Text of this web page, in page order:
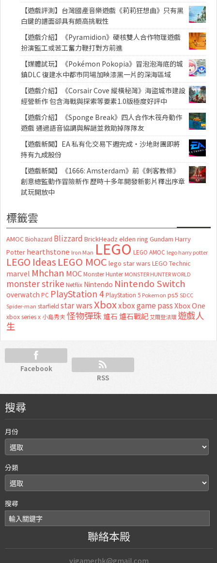
【遊戲評測】台灣國產音樂遊戲《莉莉狂想曲》只有黑
白鍵的譜面卻具有頗高挑戰性
【遊戲介紹】《Pyramidion》硬核雙人合作物理遊戲
扮演監工或苦工奮力鞭打對方前進
【媒體試玩】《Pokémon Pokopia》冒泡泡海底的城
鎮DLC 復建水中都市同場加映漆黑一片的深海區域
【遊戲介紹】《Corsair Cove 縱橫秘灣》海盜城市建設
經營新作 包含海戰與探索等要素1.0版極度好評中
【遊戲介紹】《Sponge Break》四人合作木筏舟動作
遊戲 通過語音協調與解謎並救助掉隊隊友
【遊戲新聞】EA 私有化交易下週完成・沙地財團即將
持有九成股份
【遊戲新聞】《1666: Amsterdam》前《刺客教條》
創意總監動作冒險新作 歷時十多年開發新影片釋出序章
試玩開放中
標籤雲
AMOC Biohazard Blizzard BrickHeadz elden ring Gundam Harry
Potter hearthstone Iron Man LEGO LEGO AMOC lego harry potter
LEGO Ideas LEGO MOC lego star wars LEGO Technic
marvel Mhchan MOC Monster Hunter MONSTER HUNTER WORLD
monster strike Netflix Nintendo Nintendo Switch
overwatch PC PlayStation 4 PlayStation 5 Pokemon ps5 SDCC
Spider-man starfield star warsXboxxbox game passXbox One
xbox series x 小島秀夫怪物彈珠 爐石 爐石戰記艾爾登法環 遊戲人
生
Facebook
RSS
搜尋
月份
分類
搜尋
聯絡本殿
vjgamerhk@gmail.com